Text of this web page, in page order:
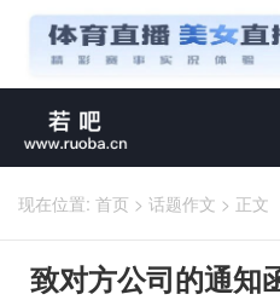
现在位置: 首页 > 话题作文 > 正文
致对方公司的通知